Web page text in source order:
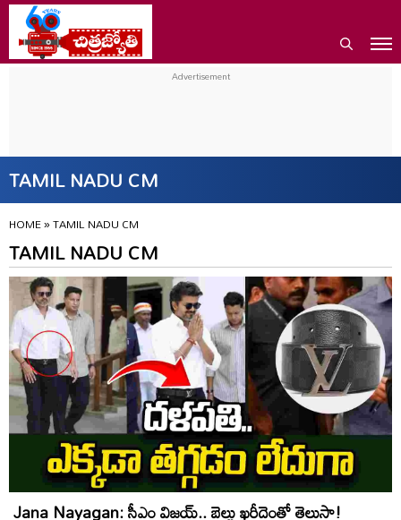
TAMIL NADU CM
HOME»TAMIL NADU CM
TAMIL NADU CM
Jana Nayagan: సీఎం విజ‌య్.. బెల్టు ఖ‌రీదెంతో తెలుసా!